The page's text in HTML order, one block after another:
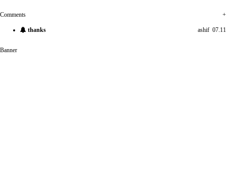
+
Comments
ashif 07.11
thanks
Banner